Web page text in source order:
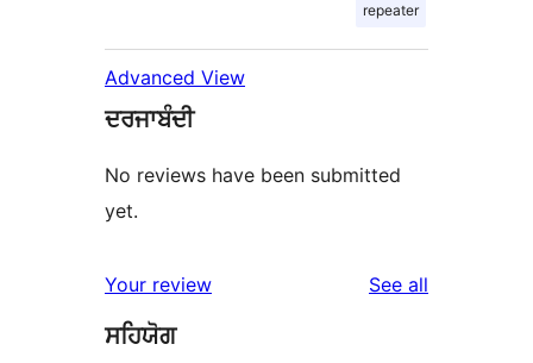
repeater
Advanced View
ਦਰਜਾਬੰਦੀ
No reviews have been submitted
yet.
Your review See all
ਸਹਿਯੋਗ